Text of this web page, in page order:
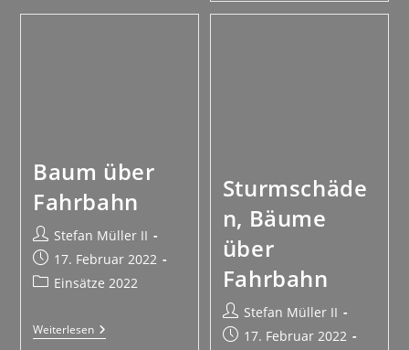
Baum über
Fahrbahn
Stefan Müller II
17. Februar 2022
Einsätze 2022
Weiterlesen
Sturmschäde
n, Bäume
über
Fahrbahn
Stefan Müller II
17. Februar 2022